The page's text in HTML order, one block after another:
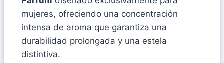
mujeres, ofreciendo una concentración
intensa de aroma que garantiza una
durabilidad prolongada y una estela
distintiva.